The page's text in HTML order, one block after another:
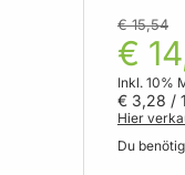
€
€ 15,54
Inkl. 10%
€ 3,28 /
Hier
Du